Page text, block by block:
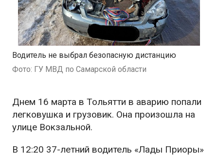
Водитель не выбрал безопасную дистанцию
Фото: ГУ МВД по Самарской области
Днем 16 марта в Тольятти в аварию попали
легковушка и грузовик. Она произошла на
улице Вокзальной.
В 12:20 37-летний водитель «Лады Приоры»